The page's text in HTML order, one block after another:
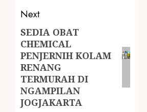
Next
SEDIA OBAT
CHEMICAL
PENJERNIH KOLAM
RENANG
TERMURAH DI
NGAMPILAN
JOGJAKARTA